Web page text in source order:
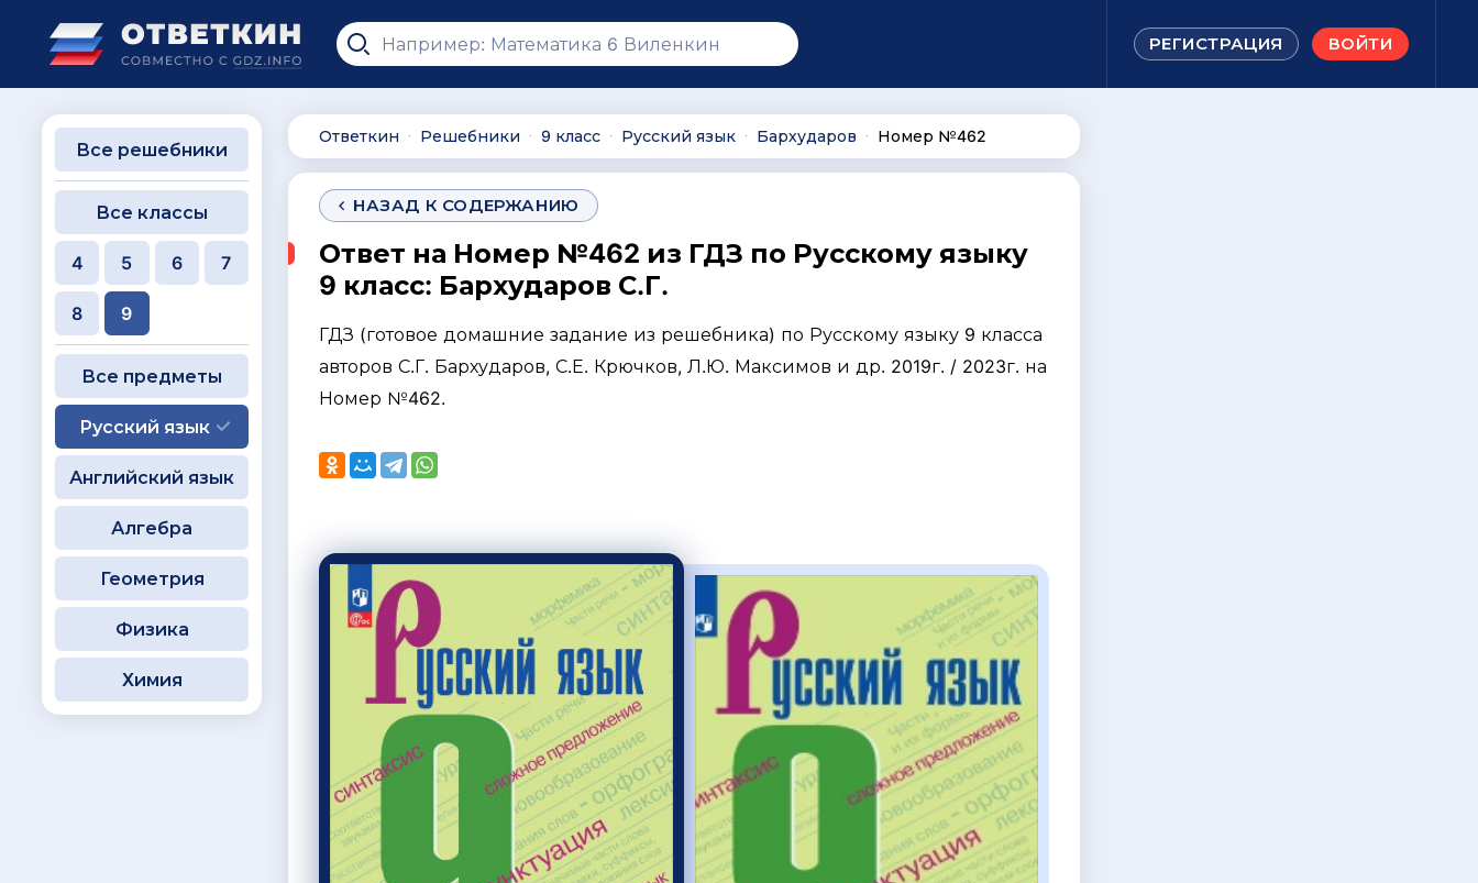
РЕГИСТРАЦИЯ ВОЙТИ
Ответкин ∙ Решебники ∙ 9 класс ∙ Русский язык ∙ Бархударов ∙ Номер №462
НАЗАД К СОДЕРЖАНИЮ
Ответ на Номер №462 из ГДЗ по Русскому языку
9 класс: Бархударов С.Г.
ГДЗ (готовое домашние задание из решебника) по Русскому языку 9 класса
авторов С.Г. Бархударов, С.Е. Крючков, Л.Ю. Максимов и др. 2019г. / 2023г. на
Номер №462.
Все решебники
Все классы
4 5 6 7
8 9
Все предметы
Русский язык
Английский язык
Алгебра
Геометрия
Физика
Химия